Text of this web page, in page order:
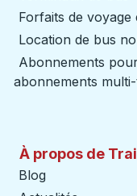
Forfaits de voyage
Location de bus
Abonnements
abonnements
À propos de
Blog